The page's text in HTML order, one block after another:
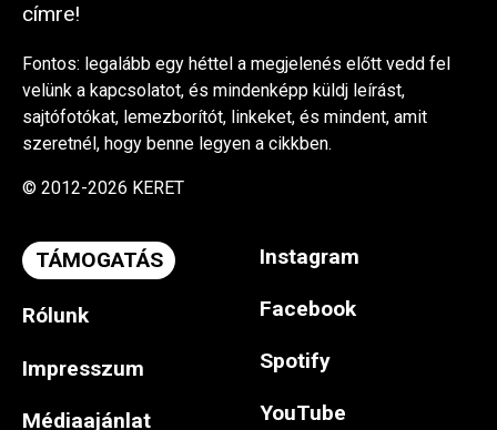
címre!
Fontos: legalább egy héttel a megjelenés előtt vedd fel
velünk a kapcsolatot, és mindenképp küldj leírást,
sajtófotókat, lemezborítót, linkeket, és mindent, amit
szeretnél, hogy benne legyen a cikkben.
© 2012-2026 KERET
TÁMOGATÁS
Rólunk
Impresszum
Médiaajánlat
Instagram
Facebook
Spotify
YouTube